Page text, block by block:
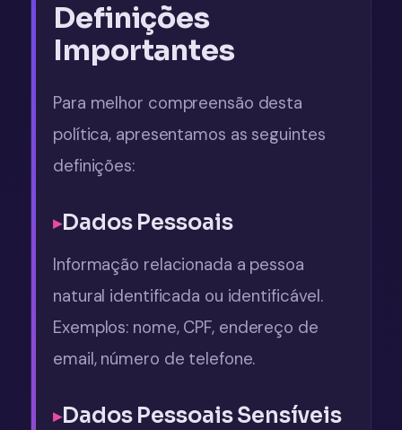
Definições
Importantes
Para melhor compreensão desta
política, apresentamos as seguintes
definições:
Dados Pessoais
Informação relacionada a pessoa
natural identificada ou identificável.
Exemplos: nome, CPF, endereço de
email, número de telefone.
Dados Pessoais Sensíveis